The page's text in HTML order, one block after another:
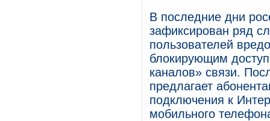
В последние дни
зафиксирован ряд
пользователей
блокирующим доступ
каналов» связи.
предлагает
подключения к
мобильного